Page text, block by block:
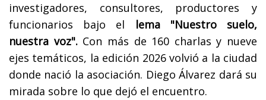
investigadores, consultores, productores y
funcionarios bajo el lema "Nuestro suelo,
nuestra voz".Con más de 160 charlas y nueve
ejes temáticos, la edición 2026 volvió a la ciudad
donde nació la asociación. Diego Álvarez dará su
mirada sobre lo que dejó el encuentro.